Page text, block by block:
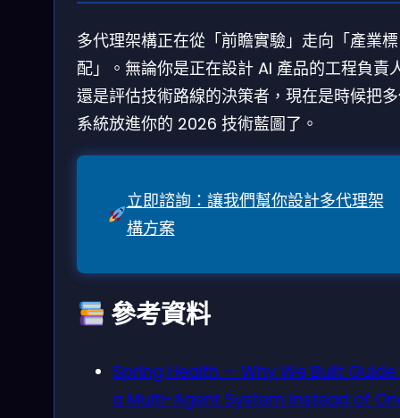
多代理架構正在從「前瞻實驗」走向「產業標
配」。無論你是正在設計 AI 產品的工程負責
還是評估技術路線的決策者，現在是時候把
系統放進你的 2026 技術藍圖了。
立即諮詢：讓我們幫你設計多代理架
構方案
參考資料
Spring Health — Why We Built
a Multi-Agent System Instead of